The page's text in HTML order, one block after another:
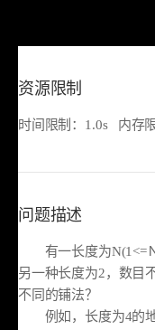
资源限制
时间限制：1.0s 内存
问题描述
有一长度为N(1<=Ｎ
另一种长度为2，数目
不同的铺法？
例如，长度为4的地